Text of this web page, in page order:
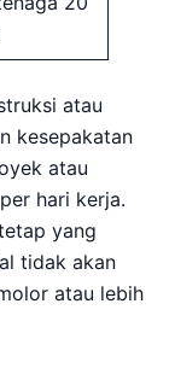
atau
kesepakatan
atau
hari kerja.
yang
tidak akan
atau lebih